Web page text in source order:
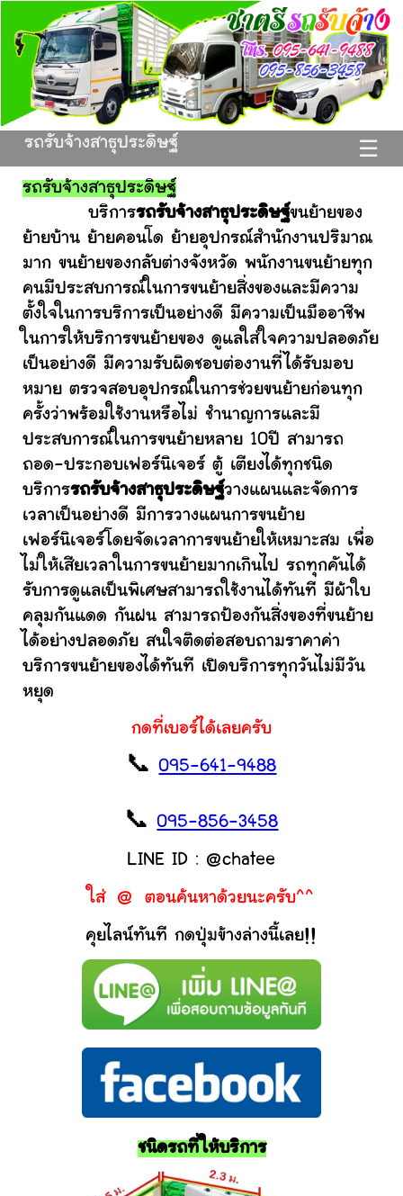
☰
รถรับจ้างสาธุประดิษฐ์
รถรับจ้างสาธุประดิษฐ์
บริการรถรับจ้างสาธุประดิษฐ์ขนย้ายของ
ย้ายบ้าน ย้ายคอนโด ย้ายอุปกรณ์สำนักงานปริมาณ
มาก ขนย้ายของกลับต่างจังหวัด พนักงานขนย้ายทุก
คนมีประสบการณ์ในการขนย้ายสิ่งของและมีความ
ตั้งใจในการบริการเป็นอย่างดี มีความเป็นมืออาชีพ
ในการให้บริการขนย้ายของ ดูแลใส่ใจความปลอดภัย
เป็นอย่างดี มีความรับผิดชอบต่องานที่ได้รับมอบ
หมาย ตรวจสอบอุปกรณ์ในการช่วยขนย้ายก่อนทุก
ครั้งว่าพร้อมใช้งานหรือไม่ ชำนาญการและมี
ประสบการณ์ในการขนย้ายหลาย 10ปี สามารถ
ถอด-ประกอบเฟอร์นิเจอร์ ตู้ เตียงได้ทุกชนิด
บริการรถรับจ้างสาธุประดิษฐ์วางแผนและจัดการ
เวลาเป็นอย่างดี มีการวางแผนการขนย้าย
เฟอร์นิเจอร์โดยจัดเวลาการขนย้ายให้เหมาะสม เพื่อ
ไม่ให้เสียเวลาในการขนย้ายมากเกินไป รถทุกคันได้
รับการดูแลเป็นพิเศษสามารถใช้งานได้ทันที มีผ้าใบ
คลุมกันแดด กันฝน สามารถป้องกันสิ่งของที่ขนย้าย
ได้อย่างปลอดภัย สนใจติดต่อสอบถามราคาค่า
บริการขนย้ายของได้ทันที เปิดบริการทุกวันไม่มีวัน
หยุด
กดที่เบอร์ได้เลยครับ
📞095-641-9488
📞095-856-3458
LINE ID : @chatee
ใส่ @ ตอนค้นหาด้วยนะครับ^^
คุยไลน์ทันที กดปุ่มข้างล่างนี้เลย!!
ชนิดรถที่ให้บริการ